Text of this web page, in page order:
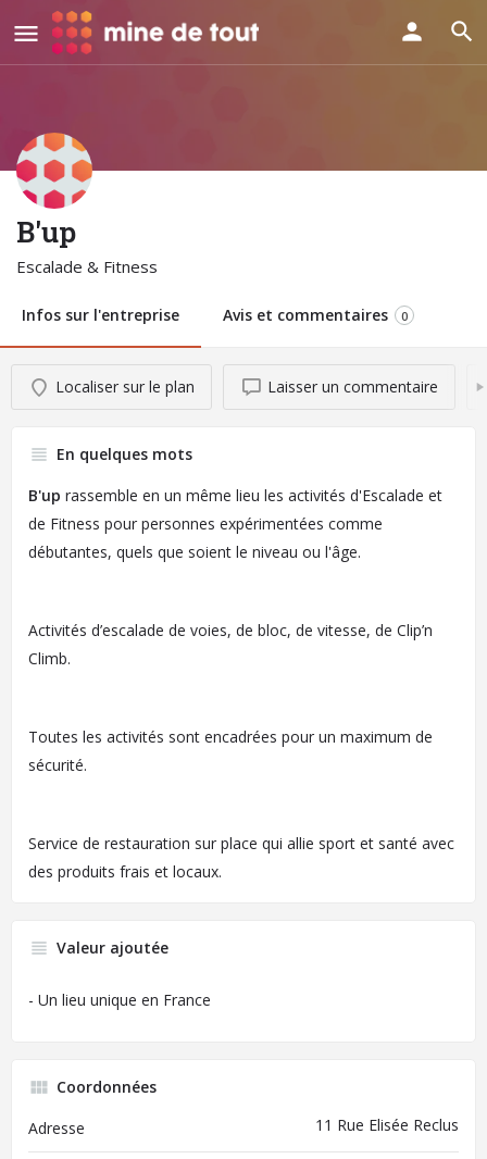
B'up
Escalade & Fitness
Infos sur l'entreprise Avis et commentaires 0
Localiser sur le plan Laisser un commentaire
En quelques mots
B'up rassemble en un même lieu les activités d'Escalade et
de Fitness pour personnes expérimentées comme
débutantes, quels que soient le niveau ou l'âge.
Activités d’escalade de voies, de bloc, de vitesse, de Clip’n
Climb.
Toutes les activités sont encadrées pour un maximum de
sécurité.
Service de restauration sur place qui allie sport et santé avec
des produits frais et locaux.
Valeur ajoutée
- Un lieu unique en France
Coordonnées
Adresse
11 Rue Elisée Reclus